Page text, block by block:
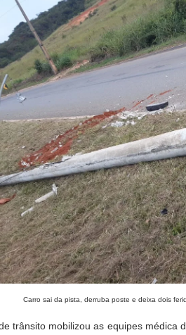
Carro sai da pista, derruba poste e deixa dois
trânsito mobilizou as equipes médica